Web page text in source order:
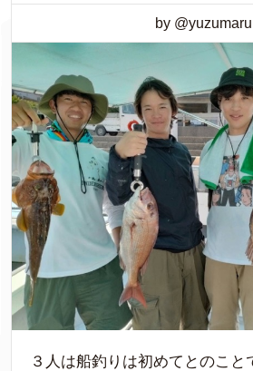
by @yuzumaru
３人は船釣りは初めてとのこと